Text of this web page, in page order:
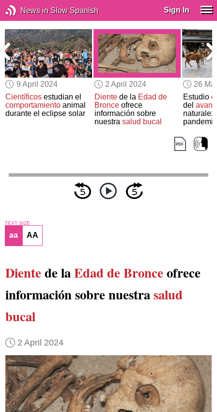
News in Slow Spanish Sign In
9 April 2024
Científicos estudian el
comportamiento animal
durante el eclipse solar
2 April 2024
Dientede la Edad de
Bronceofrece
información sobre
nuestra salud bucal
26
Estudio
del
pandemia
TEXT SIZE
aa AA
Dientede laEdad de Bronceofrece
información sobre nuestrasalud
bucal
2 April 2024